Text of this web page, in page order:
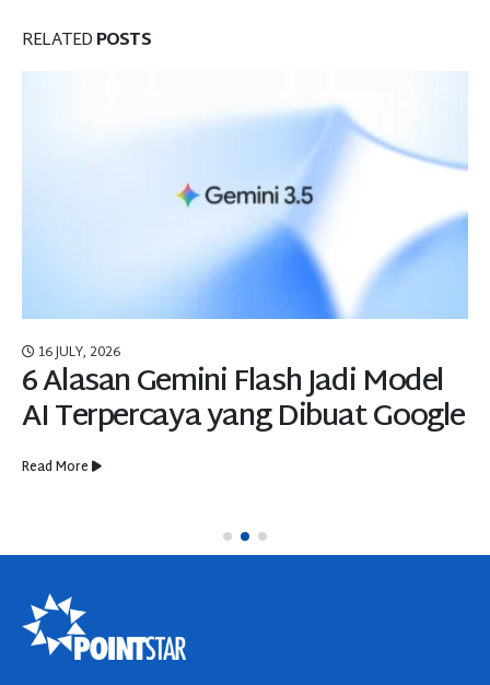
RELATEDPOSTS
16 JULY, 2026
6 Alasan Gemini Flash Jadi Model
AI Terpercaya yang Dibuat Google
Read More